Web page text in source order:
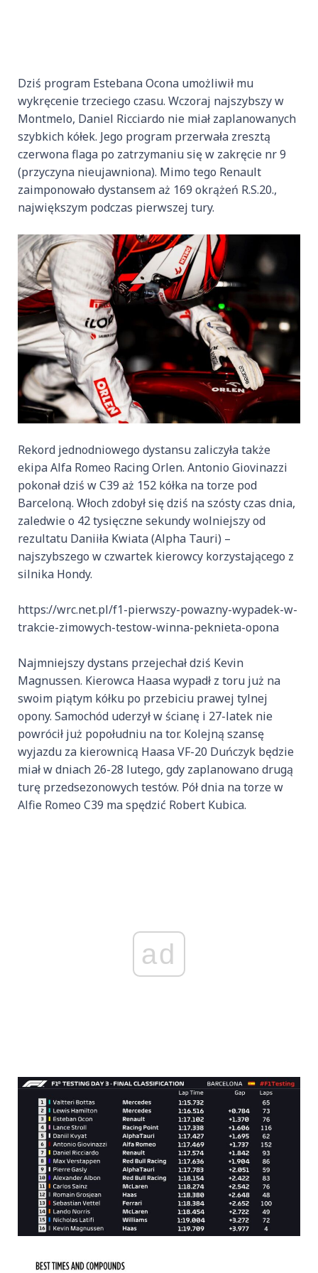
Dziś program Estebana Ocona umożliwił mu
wykręcenie trzeciego czasu. Wczoraj najszybszy w
Montmelo, Daniel Ricciardo nie miał zaplanowanych
szybkich kółek. Jego program przerwała zresztą
czerwona flaga po zatrzymaniu się w zakręcie nr 9
(przyczyna nieujawniona). Mimo tego Renault
zaimponowało dystansem aż 169 okrążeń R.S.20.,
największym podczas pierwszej tury.
Rekord jednodniowego dystansu zaliczyła także
ekipa Alfa Romeo Racing Orlen. Antonio Giovinazzi
pokonał dziś w C39 aż 152 kółka na torze pod
Barceloną. Włoch zdobył się dziś na szósty czas dnia,
zaledwie o 42 tysięczne sekundy wolniejszy od
rezultatu Daniiła Kwiata (Alpha Tauri) –
najszybszego w czwartek kierowcy korzystającego z
silnika Hondy.
https://wrc.net.pl/f1-pierwszy-powazny-wypadek-w-
trakcie-zimowych-testow-winna-peknieta-opona
Najmniejszy dystans przejechał dziś Kevin
Magnussen. Kierowca Haasa wypadł z toru już na
swoim piątym kółku po przebiciu prawej tylnej
opony. Samochód uderzył w ścianę i 27-latek nie
powrócił już popołudniu na tor. Kolejną szansę
wyjazdu za kierownicą Haasa VF-20 Duńczyk będzie
miał w dniach 26-28 lutego, gdy zaplanowano drugą
turę przedsezonowych testów. Pół dnia na torze w
Alfie Romeo C39 ma spędzić Robert Kubica.
ad